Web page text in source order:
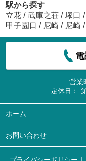
駅から探す
立花 / 武庫之荘 / 塚口 /
甲子園口 / 尼崎 / 尼崎 /
営業
定休日：
ホーム
お問い合わせ